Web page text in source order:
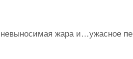
жара и…ужасное